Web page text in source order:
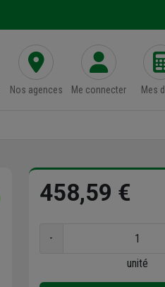
Nos agences Me connecter Mes
458,59 €
-
unité